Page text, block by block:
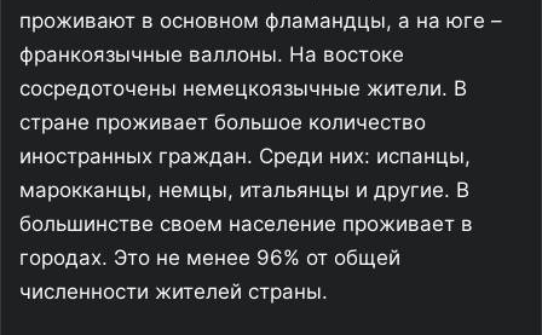
проживают в основном фламандцы, а на юге –
франкоязычные валлоны. На востоке
сосредоточены немецкоязычные жители. В
стране проживает большое количество
иностранных граждан. Среди них: испанцы,
марокканцы, немцы, итальянцы и другие. В
большинстве своем население проживает в
городах. Это не менее 96% от общей
численности жителей страны.